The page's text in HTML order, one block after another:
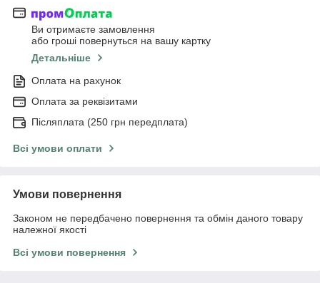
Ви отримаєте замовлення
або гроші повернуться на вашу картку
Детальніше
Оплата на рахунок
Оплата за реквізитами
Післяплата (250 грн передплата)
Всі умови оплати
Умови повернення
Законом не передбачено повернення та обмін даного товару
належної якості
Всі умови повернення